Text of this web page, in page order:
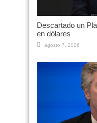
Descartado un
en dólares
agosto 7, 2026